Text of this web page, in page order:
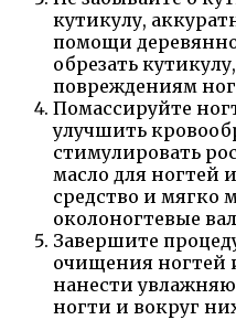
кутикулу,
помощи
обрезать
повреждениям
Помассируйте
улучшить
стимулировать
масло для ногтей
средство и мягко
околоногтевые
Завершите
очищения ногтей
нанести
ногти и вокруг